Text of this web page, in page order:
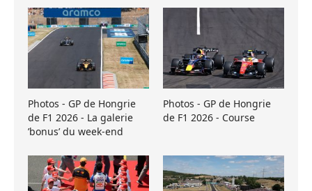
Photos - GP de Hongrie
de F1 2026 - La galerie
’bonus’ du week-end
Photos - GP de Hongrie
de F1 2026 - Course